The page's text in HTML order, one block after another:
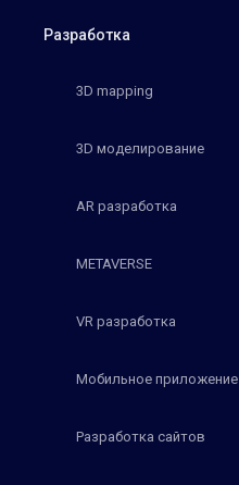
Разработка
3D mapping
3D моделирование
AR разработка
METAVERSE
VR разработка
Мобильное приложение
Разработка сайтов